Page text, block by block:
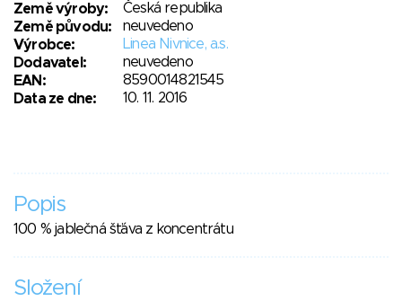
Země výroby:
Česká republika
Země původu:
neuvedeno
Výrobce:
Linea Nivnice, a.s.
Dodavatel:
neuvedeno
EAN:
8590014821545
Data ze dne:
10. 11. 2016
Popis
100 % jablečná šťáva z koncentrátu
Složení